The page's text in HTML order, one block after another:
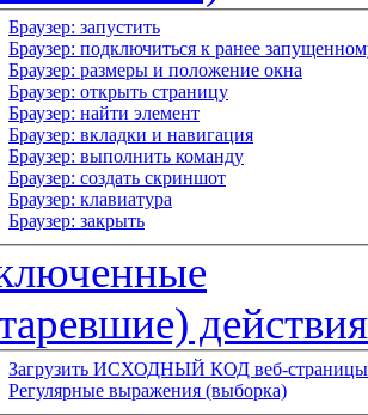
Браузер: запустить
Браузер: подключиться к ранее
Браузер: размеры и положение окна
Браузер: открыть страницу
Браузер: найти элемент
Браузер: вкладки и навигация
Браузер: выполнить команду
Браузер: создать скриншот
Браузер: клавиатура
Браузер: закрыть
действия
Загрузить ИСХОДНЫЙ КОД веб-страницы
Регулярные выражения (выборка)